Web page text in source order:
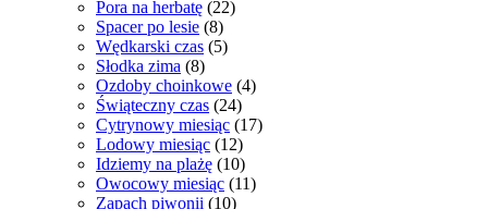
Pora na herbatę (22)
Spacer po lesie (8)
Wędkarski czas (5)
Słodka zima (8)
Ozdoby choinkowe (4)
Świąteczny czas (24)
Cytrynowy miesiąc (17)
Lodowy miesiąc (12)
Idziemy na plażę (10)
Owocowy miesiąc (11)
Zapach piwonii (10)